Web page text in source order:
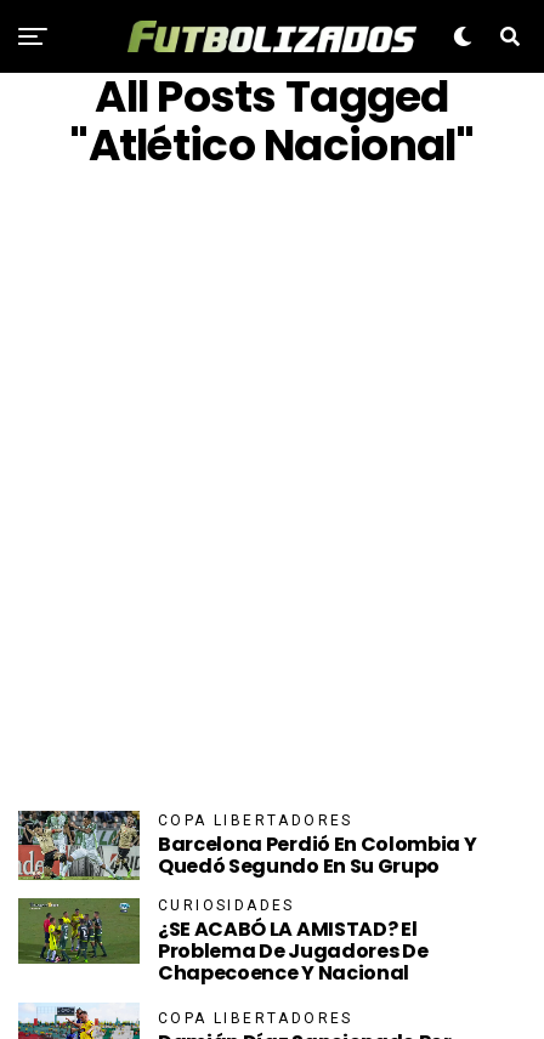
All Posts Tagged
"Atlético Nacional"
COPA LIBERTADORES
Barcelona Perdió En Colombia Y
Quedó Segundo En Su Grupo
CURIOSIDADES
¿SE ACABÓ LA AMISTAD? El
Problema De Jugadores De
Chapecoence Y Nacional
COPA LIBERTADORES